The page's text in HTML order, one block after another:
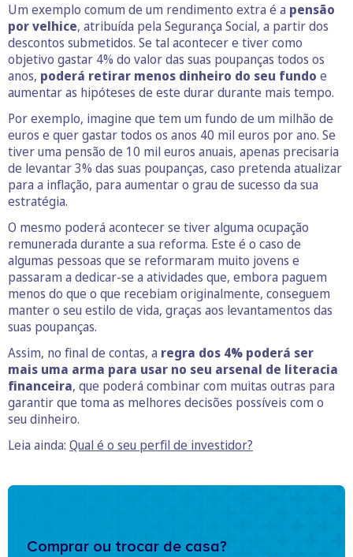
Um exemplo comum de um rendimento extra é a pensão
por velhice, atribuída pela Segurança Social, a partir dos
descontos submetidos. Se tal acontecer e tiver como
objetivo gastar 4% do valor das suas poupanças todos os
anos, poderá retirar menos dinheiro do seu fundo e
aumentar as hipóteses de este durar durante mais tempo.
Por exemplo, imagine que tem um fundo de um milhão de
euros e quer gastar todos os anos 40 mil euros por ano. Se
tiver uma pensão de 10 mil euros anuais, apenas precisaria
de levantar 3% das suas poupanças, caso pretenda atualizar
para a inflação, para aumentar o grau de sucesso da sua
estratégia.
O mesmo poderá acontecer se tiver alguma ocupação
remunerada durante a sua reforma. Este é o caso de
algumas pessoas que se reformaram muito jovens e
passaram a dedicar-se a atividades que, embora paguem
menos do que o que recebiam originalmente, conseguem
manter o seu estilo de vida, graças aos levantamentos das
suas poupanças.
Assim, no final de contas, a regra dos 4% poderá ser
mais uma arma para usar no seu arsenal de literacia
financeira, que poderá combinar com muitas outras para
garantir que toma as melhores decisões possíveis com o
seu dinheiro.
Leia ainda: Qual é o seu perfil de investidor?
Comprar ou trocar de casa?